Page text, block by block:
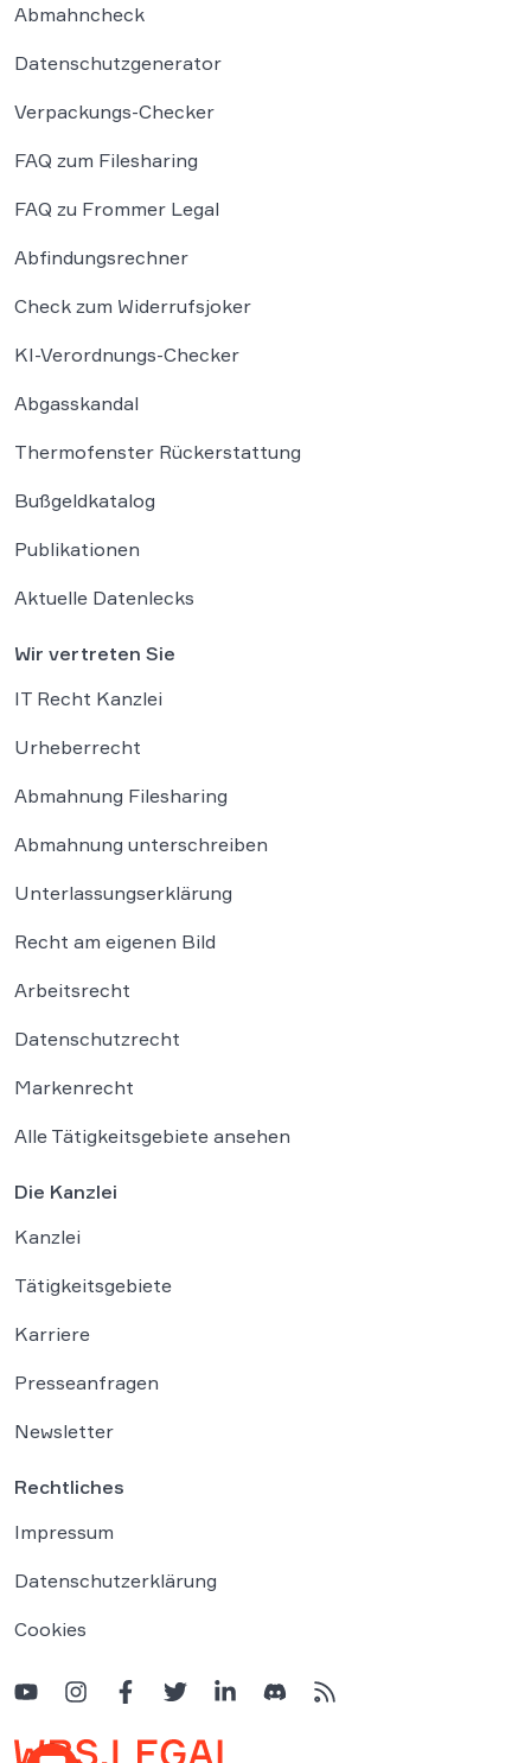
Abmahncheck
Datenschutzgenerator
Verpackungs-Checker
FAQ zum Filesharing
FAQ zu Frommer Legal
Abfindungsrechner
Check zum Widerrufsjoker
KI-Verordnungs-Checker
Abgasskandal
Thermofenster Rückerstattung
Bußgeldkatalog
Publikationen
Aktuelle Datenlecks
Wir vertreten Sie
IT Recht Kanzlei
Urheberrecht
Abmahnung Filesharing
Abmahnung unterschreiben
Unterlassungserklärung
Recht am eigenen Bild
Arbeitsrecht
Datenschutzrecht
Markenrecht
Alle Tätigkeitsgebiete ansehen
Die Kanzlei
Kanzlei
Tätigkeitsgebiete
Karriere
Presseanfragen
Newsletter
Rechtliches
Impressum
Datenschutzerklärung
Cookies